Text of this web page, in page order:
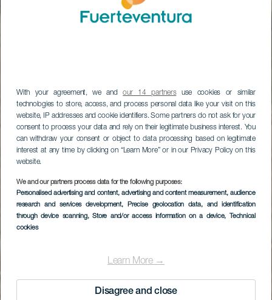
With your agreement, we andour 14 partnersuse cookies or similar
technologies to store, access, and process personal data like your visit on this
website, IP addresses and cookie identifiers. Some partners do not ask for your
consent to process your data and rely on their legitimate business interest. You
can withdraw your consent or object to data processing based on legitimate
interest at any time by clicking on “Learn More” or in our Privacy Policy on this
website.
We and our partners process data for the following purposes:
Personalised advertising and content, advertising and content measurement, audience
research and services development, Precise geolocation data, and identification
through device scanning, Store and/or access information on a device, Technical
cookies
Learn More →
Disagree and close